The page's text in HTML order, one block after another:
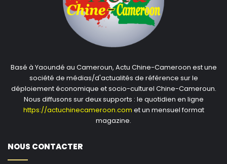
Basé à Yaoundé au Cameroun, Actu Chine-Cameroon est une
société de médias/d'actualités de référence sur le
déploiement économique et socio-culturel Chine-Cameroun.
Nous diffusons sur deux supports : le quotidien en ligne
https://actuchinecameroon.com et un mensuel format
magazine.
NOUS CONTACTER